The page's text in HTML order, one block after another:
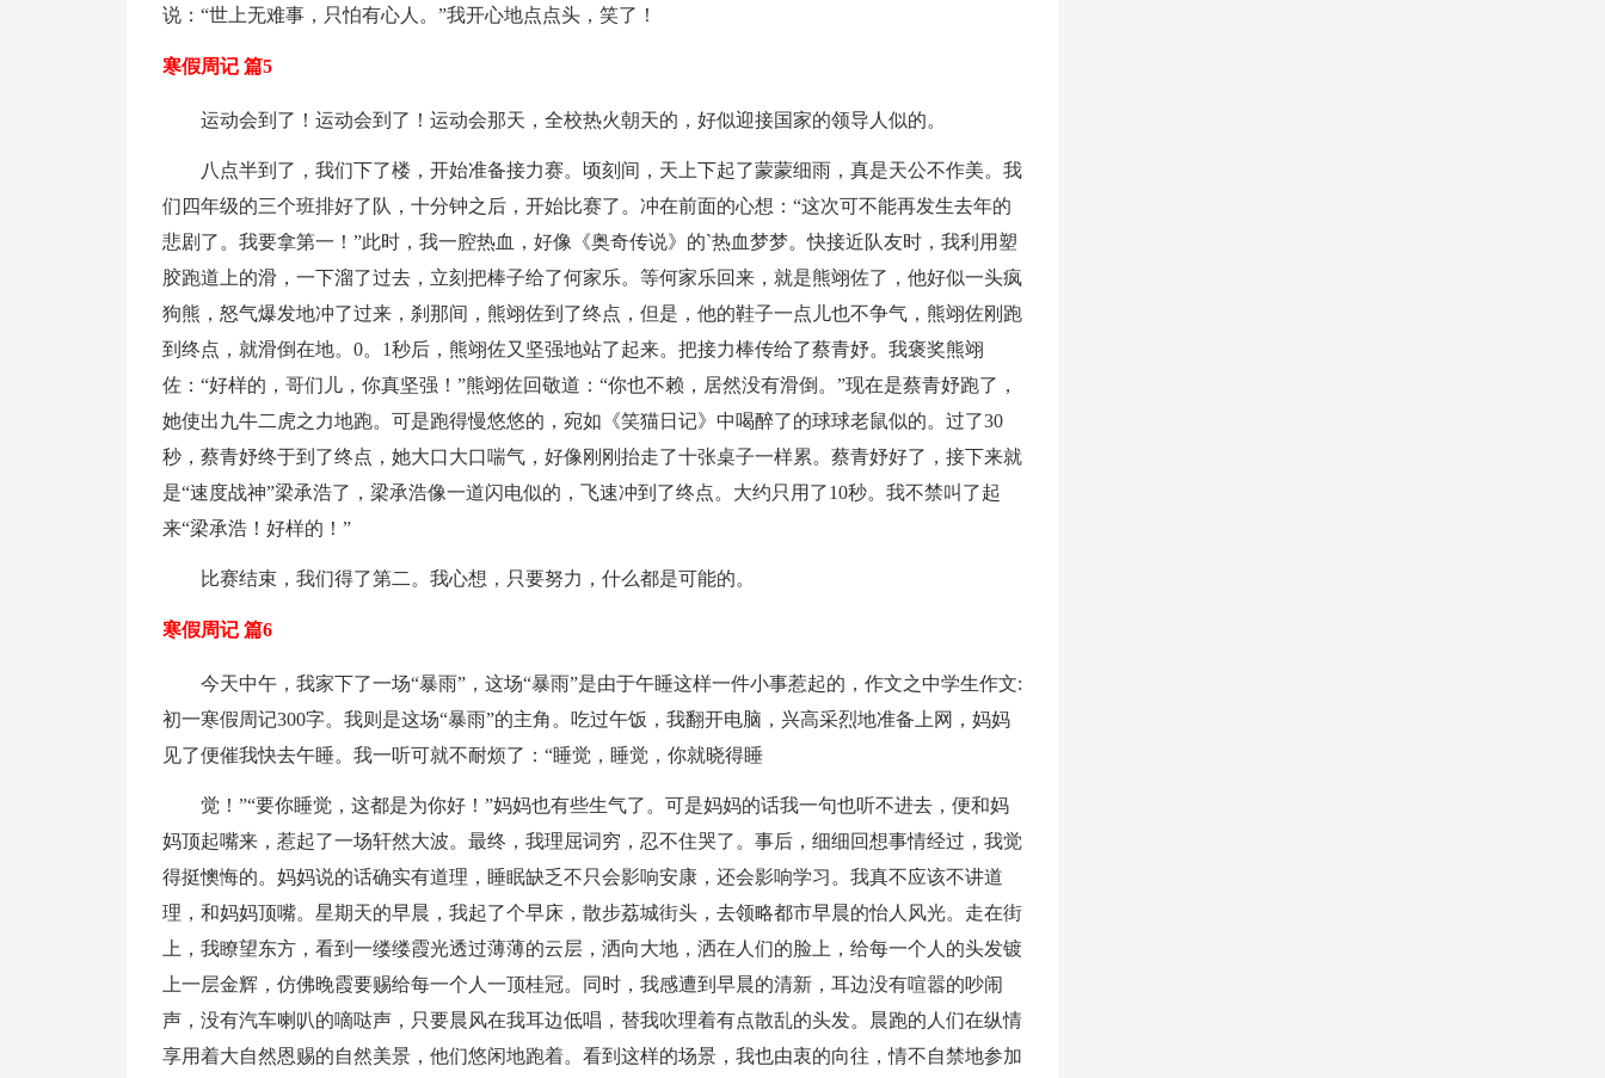
说：“世上无难事，只怕有心人。”我开心地点点头，笑了！
寒假周记 篇5
运动会到了！运动会到了！运动会那天，全校热火朝天的，好似迎接国家的领导人似的。
八点半到了，我们下了楼，开始准备接力赛。顷刻间，天上下起了蒙蒙细雨，真是天公不作美。我
们四年级的三个班排好了队，十分钟之后，开始比赛了。冲在前面的心想：“这次可不能再发生去年的
悲剧了。我要拿第一！”此时，我一腔热血，好像《奥奇传说》的`热血梦梦。快接近队友时，我利用塑
胶跑道上的滑，一下溜了过去，立刻把棒子给了何家乐。等何家乐回来，就是熊翊佐了，他好似一头疯
狗熊，怒气爆发地冲了过来，刹那间，熊翊佐到了终点，但是，他的鞋子一点儿也不争气，熊翊佐刚跑
到终点，就滑倒在地。0。1秒后，熊翊佐又坚强地站了起来。把接力棒传给了蔡青妤。我褒奖熊翊
佐：“好样的，哥们儿，你真坚强！”熊翊佐回敬道：“你也不赖，居然没有滑倒。”现在是蔡青妤跑了，
她使出九牛二虎之力地跑。可是跑得慢悠悠的，宛如《笑猫日记》中喝醉了的球球老鼠似的。过了30
秒，蔡青妤终于到了终点，她大口大口喘气，好像刚刚抬走了十张桌子一样累。蔡青妤好了，接下来就
是“速度战神”梁承浩了，梁承浩像一道闪电似的，飞速冲到了终点。大约只用了10秒。我不禁叫了起
来“梁承浩！好样的！”
比赛结束，我们得了第二。我心想，只要努力，什么都是可能的。
寒假周记 篇6
今天中午，我家下了一场“暴雨”，这场“暴雨”是由于午睡这样一件小事惹起的，作文之中学生作文:
初一寒假周记300字。我则是这场“暴雨”的主角。吃过午饭，我翻开电脑，兴高采烈地准备上网，妈妈
见了便催我快去午睡。我一听可就不耐烦了：“睡觉，睡觉，你就晓得睡
觉！”“要你睡觉，这都是为你好！”妈妈也有些生气了。可是妈妈的话我一句也听不进去，便和妈
妈顶起嘴来，惹起了一场轩然大波。最终，我理屈词穷，忍不住哭了。事后，细细回想事情经过，我觉
得挺懊悔的。妈妈说的话确实有道理，睡眠缺乏不只会影响安康，还会影响学习。我真不应该不讲道
理，和妈妈顶嘴。星期天的早晨，我起了个早床，散步荔城街头，去领略都市早晨的怡人风光。走在街
上，我瞭望东方，看到一缕缕霞光透过薄薄的云层，洒向大地，洒在人们的脸上，给每一个人的头发镀
上一层金辉，仿佛晚霞要赐给每一个人一顶桂冠。同时，我感遭到早晨的清新，耳边没有喧嚣的吵闹
声，没有汽车喇叭的嘀哒声，只要晨风在我耳边低唱，替我吹理着有点散乱的头发。晨跑的人们在纵情
享用着大自然恩赐的自然美景，他们悠闲地跑着。看到这样的场景，我也由衷的向往，情不自禁地参加